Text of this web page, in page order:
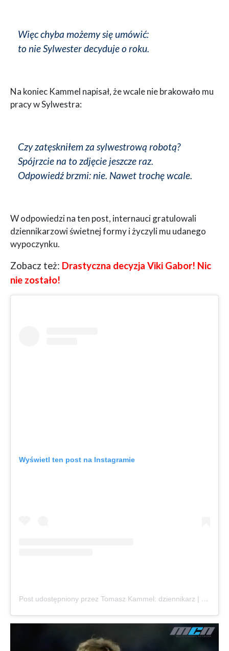
Więc chyba możemy się umówić:
to nie Sylwester decyduje o roku.
Na koniec Kammel napisał, że wcale nie brakowało mu
pracy w Sylwestra:
Czy zatęskniłem za sylwestrową robotą?
Spójrzcie na to zdjęcie jeszcze raz.
Odpowiedź brzmi: nie. Nawet trochę wcale.
W odpowiedzi na ten post, internauci gratulowali
dziennikarzowi świetnej formy i życzyli mu udanego
wypoczynku.
Zobacz też: Drastyczna decyzja Viki Gabor! Nic
nie zostało!
Wyświetl ten post na Instagramie
Post udostępniony przez Tomasz Kammel: dziennikarz | trener komunikacji (@tomaszkammel)